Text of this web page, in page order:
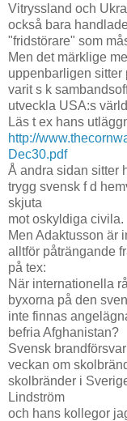
Vitryssland och
också bara
"fridstörare" som
Men det märklige
uppenbarligen sitter
varit s k
utveckla USA:s
Läs t ex hans
http://
Dec30.pdf
Å andra sidan sitter
trygg svensk f d
skjuta
mot oskyldiga civila.
Men Adaktusson är
alltför påträngande
på tex:
När internationella
byxorna på den
inte finnas
befria Afghanistan?
Svensk
veckan om
skolbränder i
Lindström
och hans kollegor